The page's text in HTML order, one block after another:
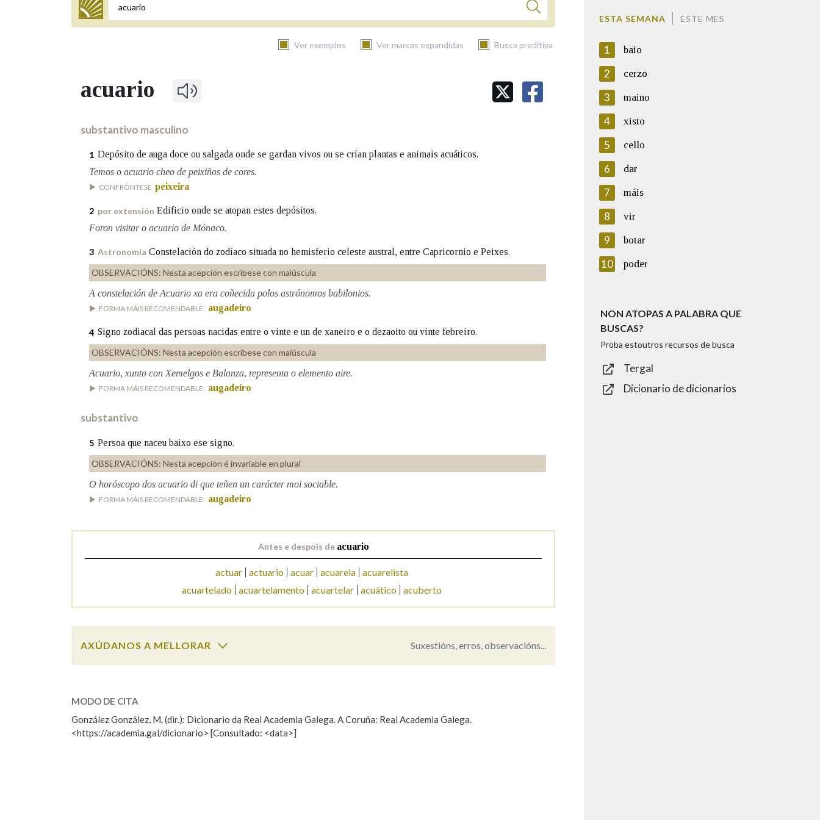
Termo a buscar
Ver exemplos Ver marcas expandidas Busca preditiva
BUSCAR NOS LEMAS
Remata por
OUTRAS OPCIÓNS DE BUSCA
Marcas gramaticais Pertence a
AXUDA NA BUSCA LIMPAR BUSCA
acuario
substantivo masculino
1 Depósito de auga doce ou salgada onde se gardan vivos ou se crían plantas e animais acuáticos.
Temos o acuario cheo de peixiños de cores.
CONFRÓNTESE peixeira
2 por extensión Edificio onde se atopan estes depósitos.
Foron visitar o acuario de Mónaco.
3 Astronomía Constelación do zodíaco situada no hemisferio celeste austral, entre Capricornio e Peixes.
OBSERVACIÓNS: Nesta acepción escríbese con maiúscula
A constelación de Acuario xa era coñecida polos astrónomos babilonios.
FORMA MÁIS RECOMENDABLE: augadeiro
4 Signo zodiacal das persoas nacidas entre o vinte e un de xaneiro e o dezaoito ou vinte febreiro.
OBSERVACIÓNS: Nesta acepción escríbese con maiúscula
Acuario, xunto con Xemelgos e Balanza, representa o elemento aire.
FORMA MÁIS RECOMENDABLE: augadeiro
substantivo
5 Persoa que naceu baixo ese signo.
OBSERVACIÓNS: Nesta acepción é invariable en plural
O horóscopo dos acuario di que teñen un carácter moi sociable.
FORMA MÁIS RECOMENDABLE: augadeiro
Antes e despois de acuario
actuar actuario acuar acuarela acuarelista
acuartelado acuartelamento acuartelar acuático acuberto
AXÚDANOS A MELLORAR Suxestións, erros, observacións...
ESCOLLE UNHA OPCIÓN:
Observación Hai un erro na palabra Propoño mellorar a definición
MODO DE CITA
González González, M. (dir.): Dicionario da Real Academia Galega. A Coruña: Real Academia Galega.
<https://academia.gal/dicionario> [Consultado: <data>]
ESTA SEMANA ESTE MES
1 baio
2 cerzo
3 maino
4 xisto
5 cello
6 dar
7 máis
8 vir
9 botar
10 poder
NON ATOPAS A PALABRA QUE
BUSCAS?
Proba estoutros recursos de busca
Tergal
Dicionario de dicionarios